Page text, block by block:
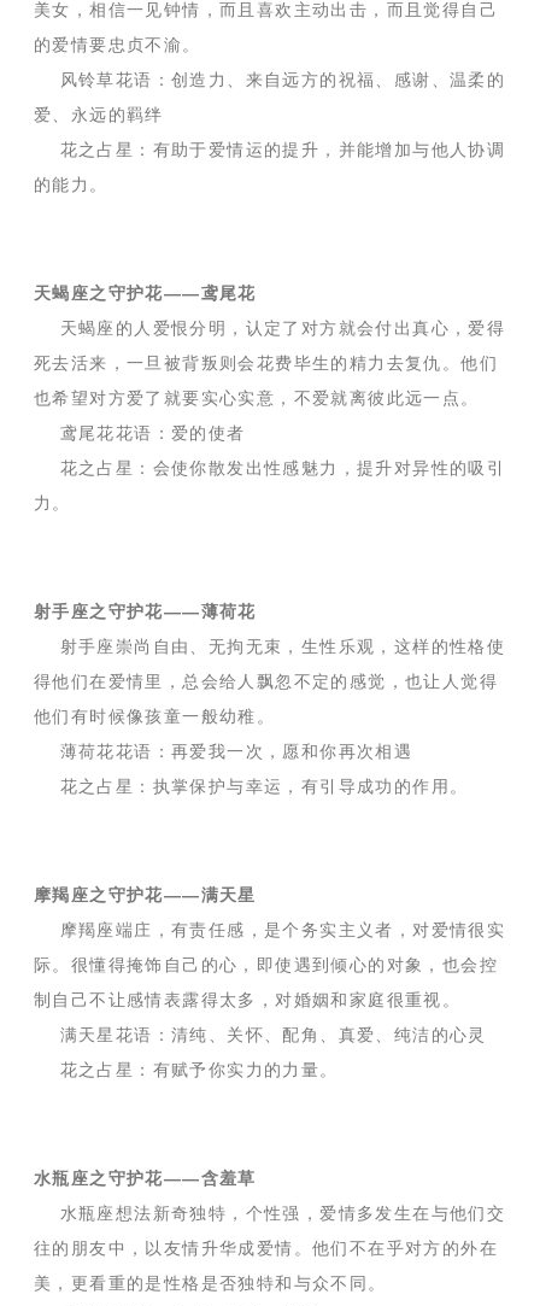
美女，相信一见钟情，而且喜欢主动出击，而且觉得自己
的爱情要忠贞不渝。
风铃草花语：创造力、来自远方的祝福、感谢、温柔的
爱、永远的羁绊
花之占星：有助于爱情运的提升，并能增加与他人协调
的能力。
天蝎座之守护花——鸢尾花
天蝎座的人爱恨分明，认定了对方就会付出真心，爱得
死去活来，一旦被背叛则会花费毕生的精力去复仇。他们
也希望对方爱了就要实心实意，不爱就离彼此远一点。
鸢尾花花语：爱的使者
花之占星：会使你散发出性感魅力，提升对异性的吸引
力。
射手座之守护花——薄荷花
射手座崇尚自由、无拘无束，生性乐观，这样的性格使
得他们在爱情里，总会给人飘忽不定的感觉，也让人觉得
他们有时候像孩童一般幼稚。
薄荷花花语：再爱我一次，愿和你再次相遇
花之占星：执掌保护与幸运，有引导成功的作用。
摩羯座之守护花——满天星
摩羯座端庄，有责任感，是个务实主义者，对爱情很实
际。很懂得掩饰自己的心，即使遇到倾心的对象，也会控
制自己不让感情表露得太多，对婚姻和家庭很重视。
满天星花语：清纯、关怀、配角、真爱、纯洁的心灵
花之占星：有赋予你实力的力量。
水瓶座之守护花——含羞草
水瓶座想法新奇独特，个性强，爱情多发生在与他们交
往的朋友中，以友情升华成爱情。他们不在乎对方的外在
美，更看重的是性格是否独特和与众不同。